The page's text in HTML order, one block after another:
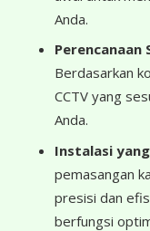
Anda.
Perencanaan
Berdasarkan
CCTV yang
Anda.
Instalasi
pemasangan
presisi dan
berfungsi